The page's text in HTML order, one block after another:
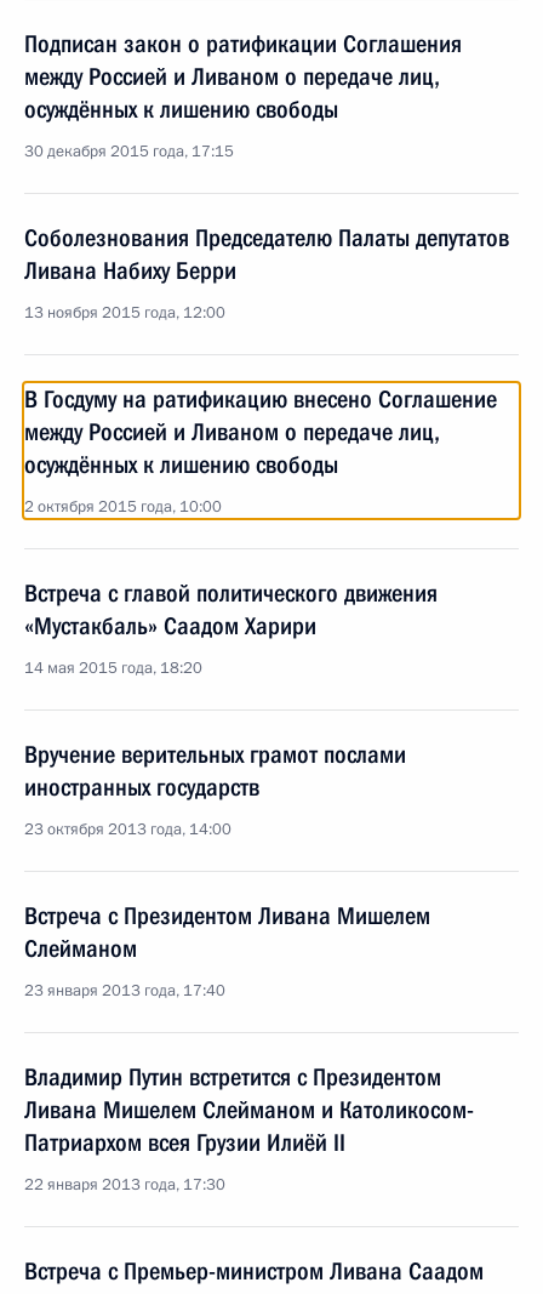
Подписан закон о ратификации Соглашения
между Россией и Ливаном о передаче лиц,
осуждённых к лишению свободы
30 декабря 2015 года, 17:15
Соболезнования Председателю Палаты депутатов
Ливана Набиху Берри
13 ноября 2015 года, 12:00
В Госдуму на ратификацию внесено Соглашение
между Россией и Ливаном о передаче лиц,
осуждённых к лишению свободы
2 октября 2015 года, 10:00
Встреча с главой политического движения
«Мустакбаль» Саадом Харири
14 мая 2015 года, 18:20
Вручение верительных грамот послами
иностранных государств
23 октября 2013 года, 14:00
Встреча с Президентом Ливана Мишелем
Слейманом
23 января 2013 года, 17:40
Владимир Путин встретится с Президентом
Ливана Мишелем Слейманом и Католикосом-
Патриархом всея Грузии Илиёй II
22 января 2013 года, 17:30
Встреча с Премьер-министром Ливана Саадом